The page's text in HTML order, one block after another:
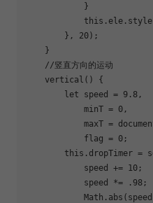
            }
this
        },
20);
    }
//竖直方向的运动
    vertical() {
let speed = 9.8 ,
            minT =
0 ,
            maxT =
            flag =
0 ;
this .dropTimer =
            speed +=
10 ;
            speed *=
.98 ;
Math